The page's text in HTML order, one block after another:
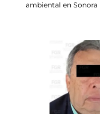
ambiental en Sonora